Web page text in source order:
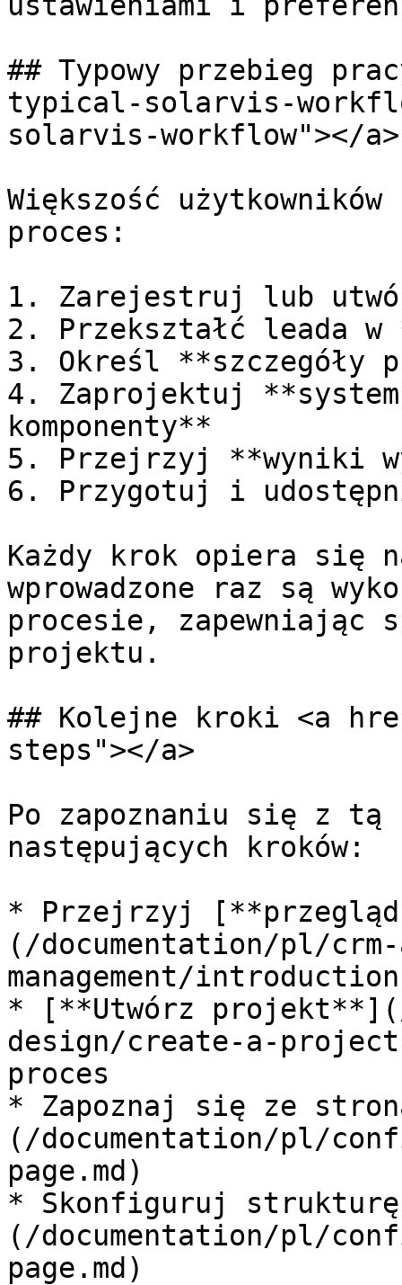
## Typowy przebieg
typical-solarvis-
solarvis-workflow"></a>
Większość
proces:
1. Zarejestruj lub
2. Przekształć leada
3. Określ
4. Zaprojektuj
komponenty**
5. Przejrzyj **wyniki
6. Przygotuj i
Każdy krok opiera się
wprowadzone raz są
procesie, zapewniając
projektu.
## Kolejne kroki <a
steps"></a>
Po zapoznaniu się z tą
następujących kroków:
* Przejrzyj [**przegląd
(/documentation/pl/
management/
* [**Utwórz
design/create-a-
proces
* Zapoznaj się ze
(/documentation/pl/
page.md)
* Skonfiguruj
(/documentation/pl/
page.md)